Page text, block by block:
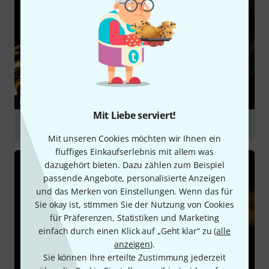
Mit Liebe serviert!
Mit unseren Cookies möchten wir Ihnen ein
fluffiges Einkaufserlebnis mit allem was
dazugehört bieten. Dazu zählen zum Beispiel
passende Angebote, personalisierte Anzeigen
und das Merken von Einstellungen. Wenn das für
Sie okay ist, stimmen Sie der Nutzung von Cookies
für Präferenzen, Statistiken und Marketing
einfach durch einen Klick auf „Geht klar“ zu (alle
anzeigen).
Sie können Ihre erteilte Zustimmung jederzeit
RATGEBER
Saxophone